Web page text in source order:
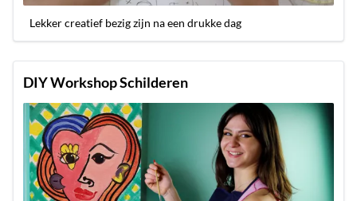
Lekker creatief bezig zijn na een drukke dag
DIY Workshop Schilderen